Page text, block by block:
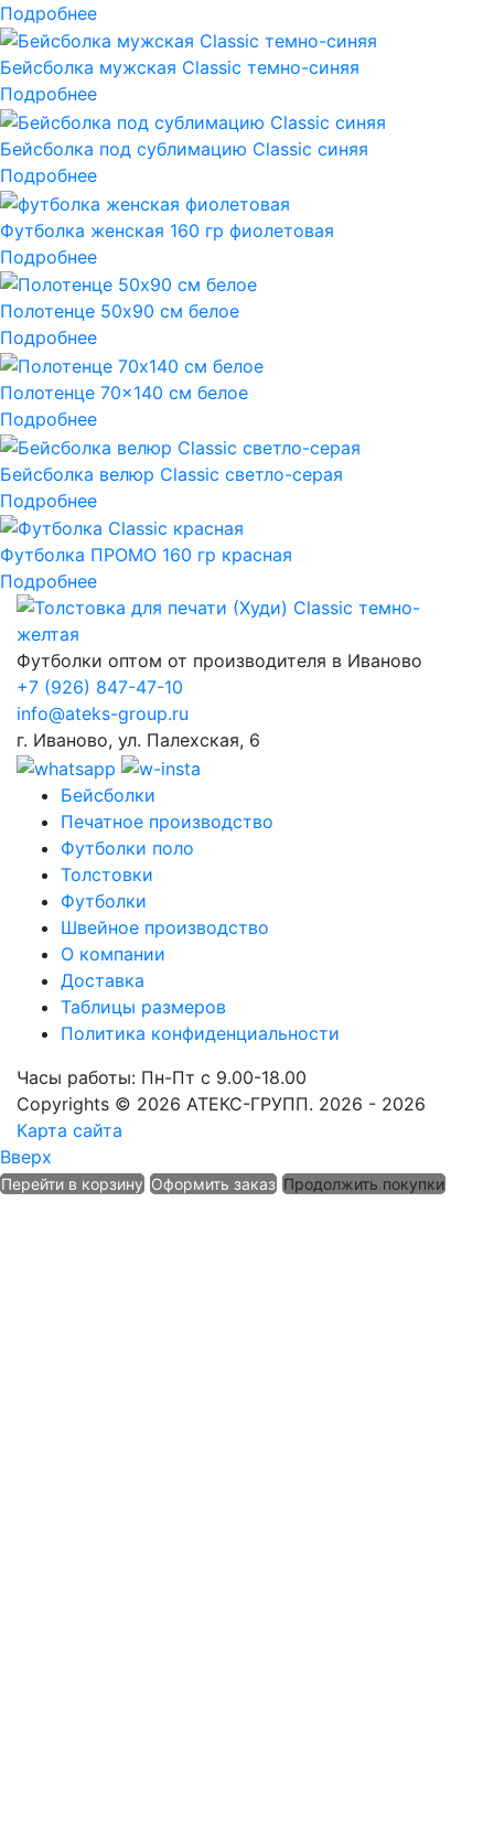
Подробнее
Бейсболка мужская Classic темно-синяя
Подробнее
Бейсболка под сублимацию Classic синяя
Подробнее
Футболка женская 160 гр фиолетовая
Подробнее
Полотенце 50х90 см белое
Подробнее
Полотенце 70×140 см белое
Подробнее
Бейсболка велюр Classic светло-серая
Подробнее
Футболка ПРОМО 160 гр красная
Подробнее
Футболки оптом от производителя в Иваново
+7 (926) 847-47-10
info@ateks-group.ru
г. Иваново, ул. Палехская, 6
Бейсболки
Печатное производство
Футболки поло
Толстовки
Футболки
Швейное производство
О компании
Доставка
Таблицы размеров
Политика конфиденциальности
Часы работы: Пн-Пт с 9.00-18.00
Copyrights © 2026 АТЕКС-ГРУПП. 2026 - 2026
Карта сайта
Вверх
Перейти в корзину Оформить заказ Продолжить покупки